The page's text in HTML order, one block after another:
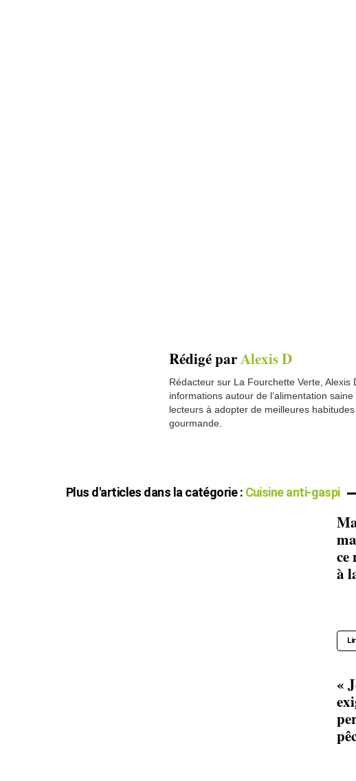
Rédigé parAlexis D
Rédacteur sur La Fourchette Verte,
informations autour de l’alimentation
lecteurs à adopter de meilleures
gourmande.
Plus d'articles dans la catégorie : Cuisine anti-gaspi
ce
à
«